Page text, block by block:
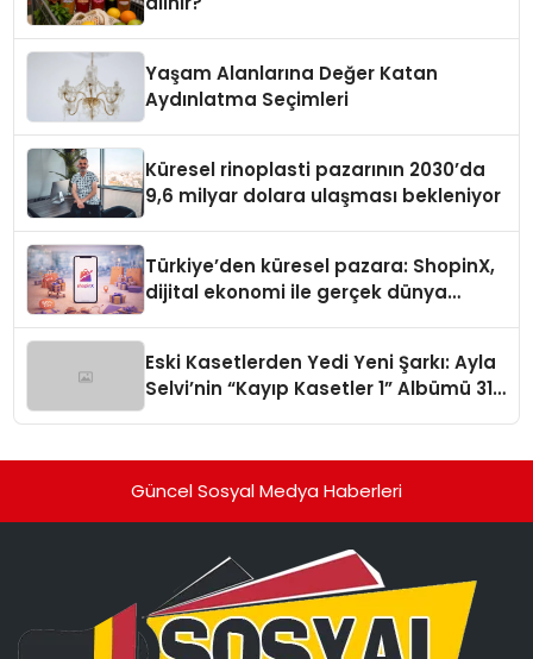
Yaşam Alanlarına Değer Katan
Aydınlatma Seçimleri
Küresel rinoplasti pazarının 2030’da
9,6 milyar dolara ulaşması bekleniyor
Türkiye’den küresel pazara: ShopinX,
dijital ekonomi ile gerçek dünya
Eski Kasetlerden Yedi Yeni Şarkı: Ayla
Selvi’nin “Kayıp Kasetler 1” Albümü 31
Güncel Sosyal Medya Haberleri